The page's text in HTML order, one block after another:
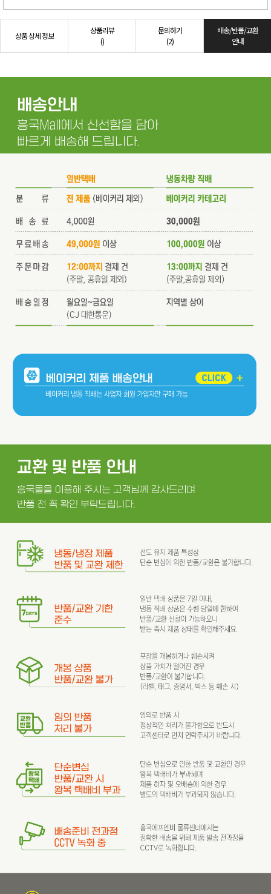
상품 상세 정보
상품리뷰
()
문의하기
(2)
배송/반품/교환
안내